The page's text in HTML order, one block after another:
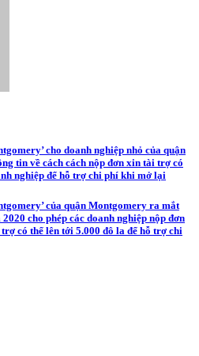
cho doanh nghiệp nhỏ của quận
tin về cách cách nộp đơn xin tài trợ có
nghiệp để hỗ trợ chi phí khi mở lại
của quận Montgomery ra mắt
cho phép các doanh nghiệp nộp đơn
có thể lên tới 5.000 đô la để hỗ trợ chi